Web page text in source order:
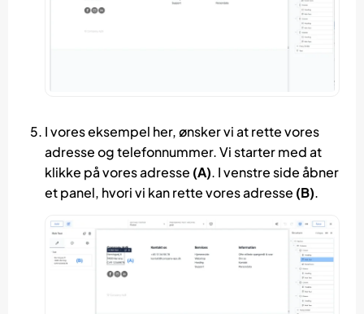
I vores eksempel her, ønsker vi at rette vores
adresse og telefonnummer. Vi starter med at
klikke på vores adresse (A). I venstre side åbner
et panel, hvori vi kan rette vores adresse (B).